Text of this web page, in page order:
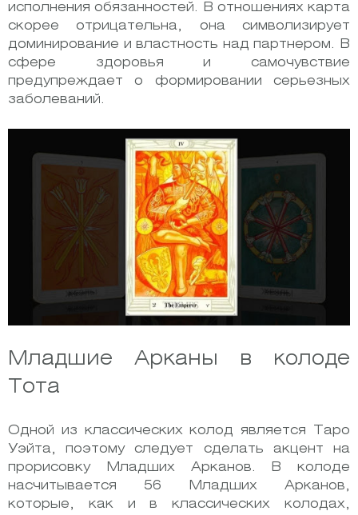
исполнения обязанностей. В отношениях карта
скорее отрицательна, она символизирует
доминирование и властность над партнером. В
сфере здоровья и самочувствие
предупреждает о формировании серьезных
заболеваний.
Младшие Арканы в колоде
Тота
Одной из классических колод является Таро
Уэйта, поэтому следует сделать акцент на
прорисовку Младших Арканов. В колоде
насчитывается 56 Младших Арканов,
которые, как и в классических колодах,